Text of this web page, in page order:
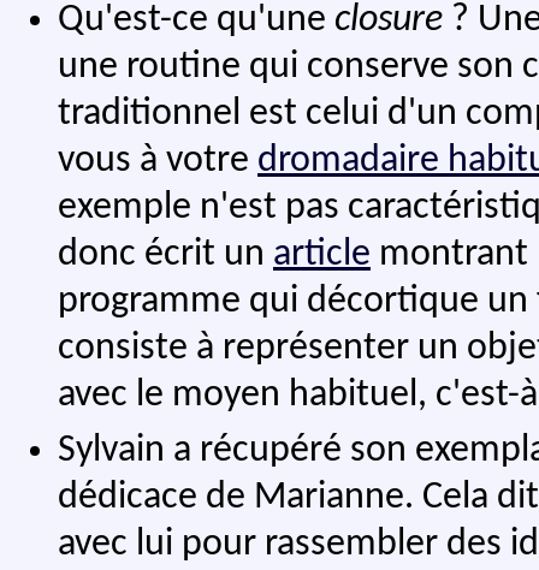
Qu'est-ce qu'une closure ?
une routine qui conserve son
traditionnel est celui d'un
vous à votre dromadaire
exemple n'est pas
donc écrit un article montrant
programme qui décortique
consiste à représenter un
avec le moyen habituel, c'est-
Sylvain a récupéré son
dédicace de Marianne. Cela
avec lui pour rassembler des